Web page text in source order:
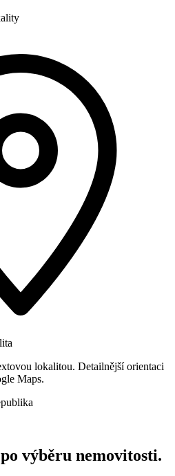
lokalitou. Detailnější orientaci
Maps.
výběru nemovitosti.